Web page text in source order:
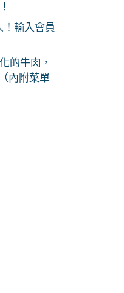
輸入會員
的牛肉，
內附菜單